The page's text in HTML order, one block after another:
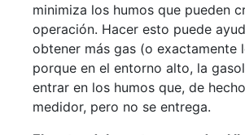
minimiza los humos que pueden
operación. Hacer esto puede
obtener más gas (o exactamente
porque en el entorno alto, la
entrar en los humos que, de
medidor, pero no se entrega.